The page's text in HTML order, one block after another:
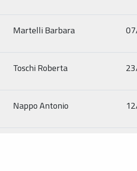
Martelli Barbara
Toschi Roberta
Nappo Antonio